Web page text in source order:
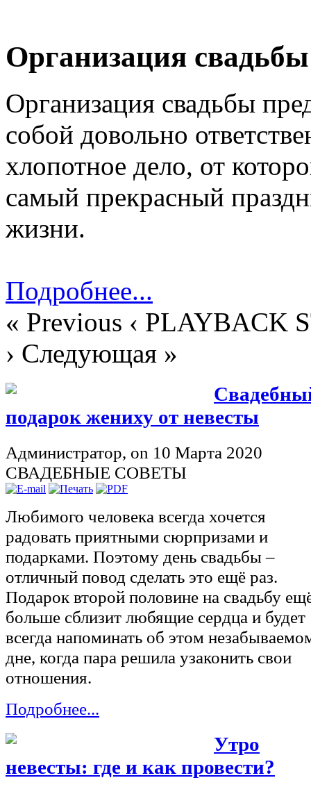
Организация свадьбы
собой довольно
хлопотное дело, от
самый прекрасный
жизни.
Подробнее...
› Следующая »
подарок жениху от невесты
Администратор,
on 10 Марта 2020
СВАДЕБНЫЕ СОВЕТЫ
Любимого человека всегда хочется
радовать приятными сюрпризами и
отличный повод сделать это ещё раз.
Подарок второй половине на свадьбу
больше сблизит любящие сердца и будет
всегда напоминать об этом
дне, когда пара решила узаконить свои
отношения.
Подробнее...
невесты: где и как провести?
Администратор,
on 08 Февраля 2020
СВАДЕБНЫЕ СОВЕТЫ